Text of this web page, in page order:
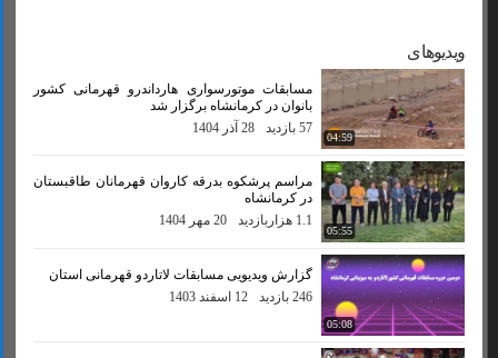
ویدیوهای
04:59
مسابقات موتورسواری هارداندرو قهرمانی کشور
بانوان در کرمانشاه برگزار شد
57 بازدید
28 آذر 1404
05:55
مراسم پرشکوه بدرقه کاروان قهرمانان طاقبستان
در کرمانشاه
1.1 هزاربازدید
20 مهر 1404
05:08
گزارش ویدیویی مسابقات لاتاردو قهرمانی استان
246 بازدید
12 اسفند 1403